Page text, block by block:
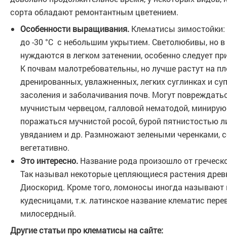
сорта обладают ремонтантным цветением.
Особенности выращивания. Клематисы
до -30 °С с небольшим укрытием. Светолюбивы, но
нуждаются в легком затенении, особенно следует
К почвам малотребовательны, но лучше растут на
дренированных, увлажненных, легких суглинках и
засоления и заболачивания почв. Могут
мучнистым червецом, галловой нематодой,
поражаться мучнистой росой, бурой пятнистостью
увяданием и др. Размножают зелеными черенками,
вегетативно.
Это интересно. Название рода произошло от
Так называл некоторые цепляющиеся растения
Диоскорид. Кроме того, ломоносы иногда
кудесницами, т.к. латинское название клематис
милосердный.
Другие статьи про клематисы на сайте: